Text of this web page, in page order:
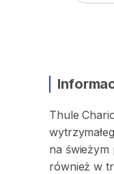
Thule
na świeżym
również w